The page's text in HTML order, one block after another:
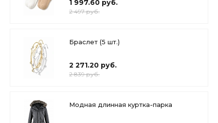
1 997.60 руб.
2 497 руб.
Браслет (5 шт.)
2 271.20 руб.
2 839 руб.
Модная длинная куртка-парка